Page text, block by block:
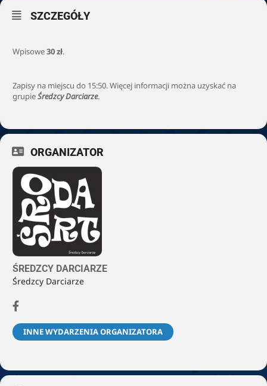
SZCZEGÓŁY
Wpisowe30 zł.
Zapisy na miejscu do 15:50. Więcej informacji można uzyskać na
grupieŚredzcy Darciarze.
ORGANIZATOR
ŚREDZCY DARCIARZE
Średzcy Darciarze
INNE WYDARZENIA ORGANIZATORA